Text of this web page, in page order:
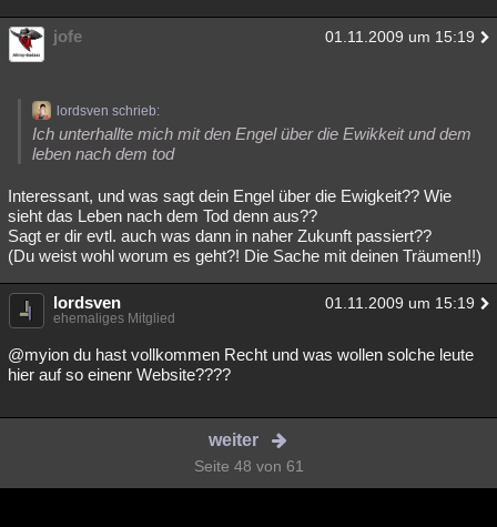
jofe 01.11.2009 um 15:19
lordsven schrieb:
Ich unterhallte mich mit den Engel über die Ewikkeit und dem
leben nach dem tod
Interessant, und was sagt dein Engel über die Ewigkeit?? Wie
sieht das Leben nach dem Tod denn aus??
Sagt er dir evtl. auch was dann in naher Zukunft passiert??
(Du weist wohl worum es geht?! Die Sache mit deinen Träumen!!)
lordsven 01.11.2009 um 15:19
ehemaliges Mitglied
@myion du hast vollkommen Recht und was wollen solche leute
hier auf so einenr Website????
weiter
Seite 48 von 61